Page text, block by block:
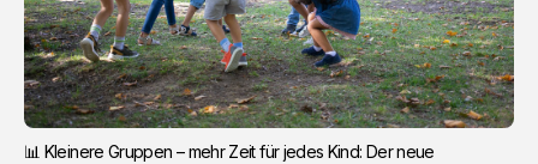
📊 Kleinere Gruppen – mehr Zeit für jedes Kind: Der neue